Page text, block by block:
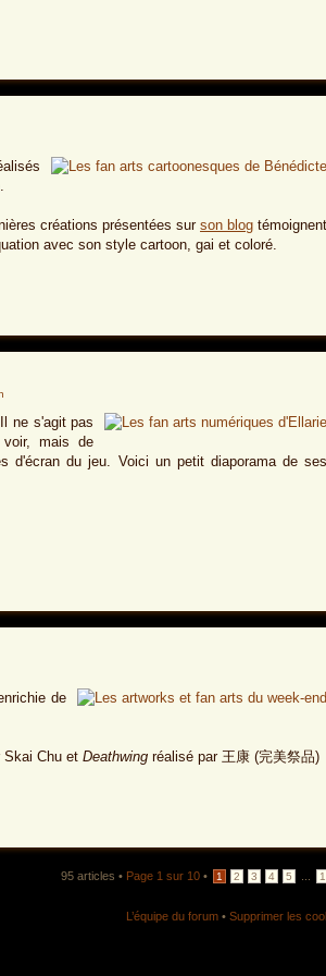
créations présentées surson blog
avec son style cartoon, gai et coloré.
ne s'agit pas
mais de
d'écran du jeu. Voici un petit diaporama de
de
Skai Chu et Deathwing réalisé par 王康 (完美祭品)
95 articles • Page 1 sur 10 • 1 2 3 4 5
L’équipe du forum • Supprimer les